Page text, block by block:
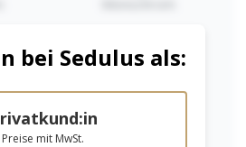
bei Sedulus als:
Preise mit MwSt.